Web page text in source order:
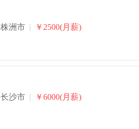
株洲市 | ￥2500(月薪)
长沙市 | ￥6000(月薪)